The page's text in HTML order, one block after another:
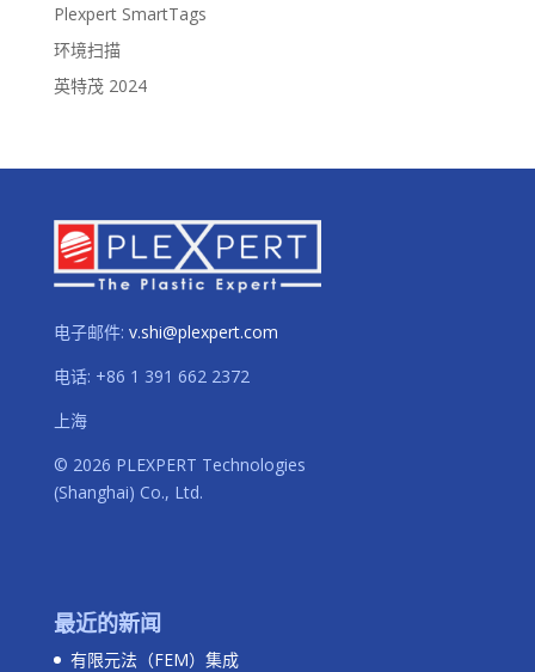
Plexpert SmartTags
环境扫描
英特茂 2024
电子邮件: v.shi@plexpert.com
电话: +86 1 391 662 2372
上海
© 2026 PLEXPERT Technologies
(Shanghai) Co., Ltd.
最近的新闻
有限元法（FEM）集成